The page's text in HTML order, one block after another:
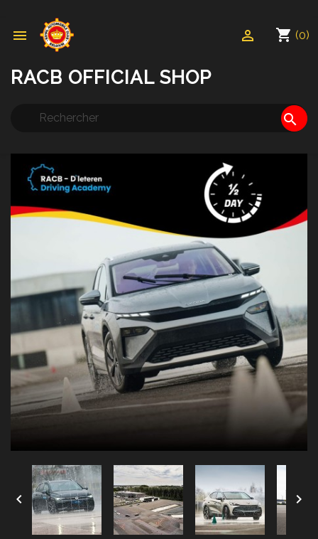
 shopping_cart (0)

RACB OFFICIAL SHOP
search
 